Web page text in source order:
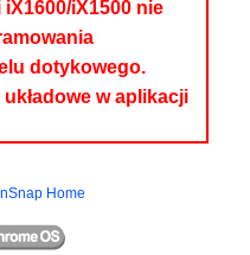
iX1500 nie
dotykowego.
w aplikacji
Home